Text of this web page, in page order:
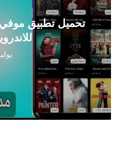
يوليو 21,